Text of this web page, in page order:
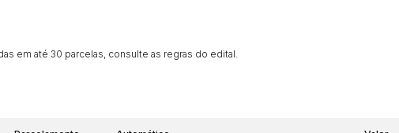
em até 30 parcelas, consulte as regras do edital.